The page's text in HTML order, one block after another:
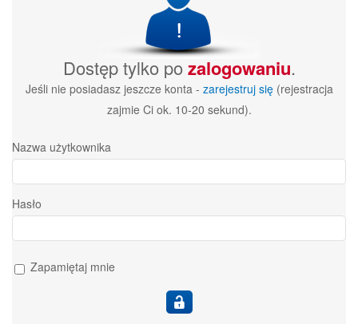
Dostęp tylko pozalogowaniu.
Jeśli nie posiadasz jeszcze konta - zarejestruj się(rejestracja
zajmie Ci ok. 10-20 sekund).
Nazwa użytkownika
Hasło
Zapamiętaj mnie